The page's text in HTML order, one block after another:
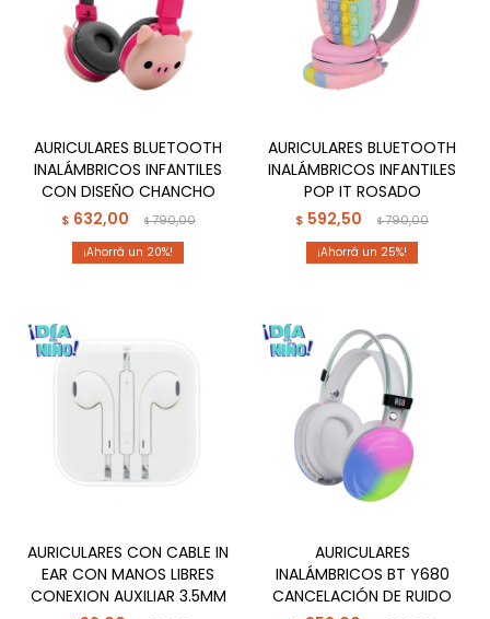
AURICULARES BLUETOOTH
INALÁMBRICOS INFANTILES
CON DISEÑO CHANCHO
$ 632,00 $790,00
20
AURICULARES BLUETOOTH
INALÁMBRICOS INFANTILES
POP IT ROSADO
$ 592,50 $790,00
25
AURICULARES CON CABLE IN
EAR CON MANOS LIBRES
CONEXION AUXILIAR 3.5MM
AURICULARES
INALÁMBRICOS BT Y680
CANCELACIÓN DE RUIDO